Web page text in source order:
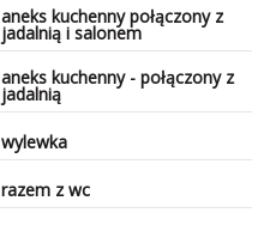
aneks kuchenny połączony z
jadalnią i salonem
aneks kuchenny - połączony z
jadalnią
wylewka
razem z wc